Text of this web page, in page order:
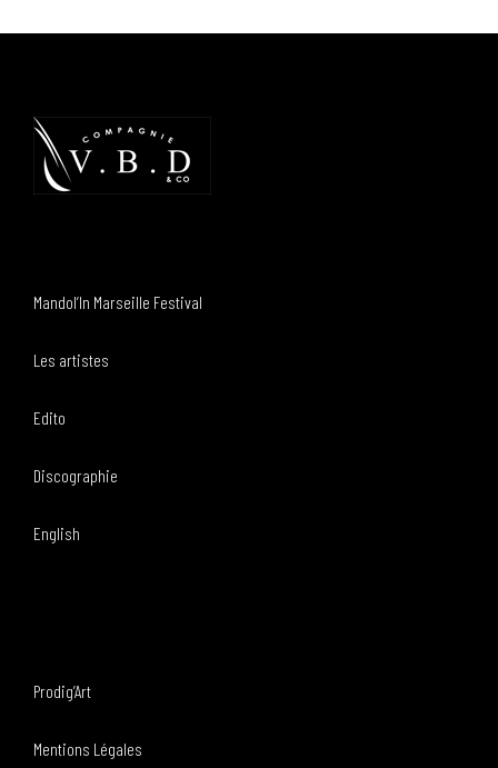
Mandol’In Marseille Festival
Les artistes
Edito
Discographie
English
Prodig’Art
Mentions Légales